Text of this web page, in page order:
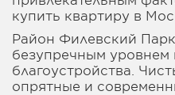
купить квартиру в
Район Филевский Парк
безупречным уровнем
благоустройства.
опрятные и